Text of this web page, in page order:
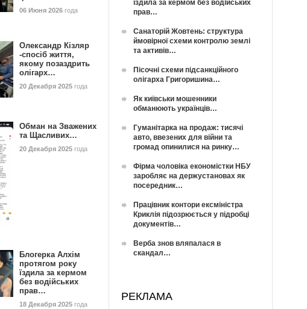
06 Июня 2026 года
Олександр Кізляр
-спосіб життя,
якому позаздрить
олігарх…
20 Декабря 2025 года
Обман на Зважених
та Щасливих…
20 Декабря 2025 года
Блогерка Алхім
протягом року
їздила за кермом
без водійських
прав…
18 Декабря 2025 года
їздила за кермом без водійських
прав…
Санаторій Жовтень: структура
ймовірної схеми контролю землі
та активів…
Пісочні схеми підсанкційного
олігарха Григоришина…
Як київськи мошенники
обманюють українців…
Гуманітарка на продаж: тисячі
авто, ввезених для війни та
громад опинилися на ринку…
Фірма чоловіка економістки НБУ
заробляє на держустановах як
посередник…
Працівник контори ексміністра
Криклія підозрюється у підробці
документів…
Верба знов вляпалася в
скандал…
РЕКЛАМА